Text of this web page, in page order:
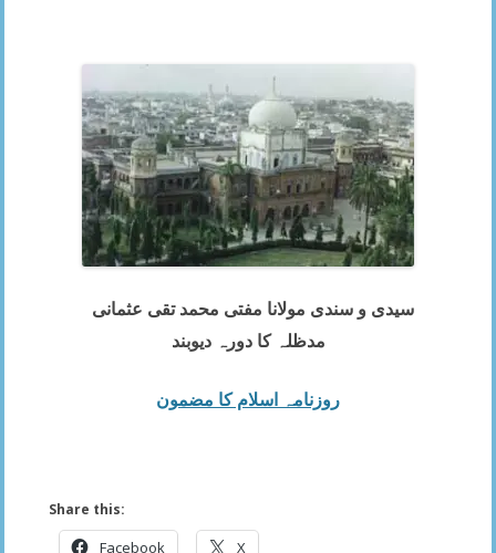
مدظلہ کا دورہ دیوبند
روزنامہ اسلام کا مضمون
Share this:
Facebook X